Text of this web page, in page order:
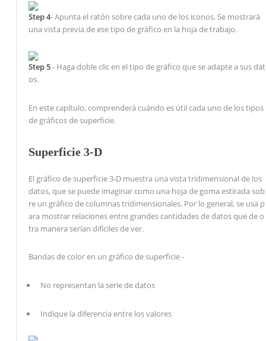
Step 4- Apunta el ratón sobre cada uno de los iconos. Se mostrará
una vista previa de ese tipo de gráfico en la hoja de trabajo.
Step 5- Haga doble clic en el tipo de gráfico que se adapte a sus dat
os.
En este capítulo, comprenderá cuándo es útil cada uno de los tipos
de gráficos de superficie.
Superficie 3-D
El gráfico de superficie 3-D muestra una vista tridimensional de los
datos, que se puede imaginar como una hoja de goma estirada sob
re un gráfico de columnas tridimensionales. Por lo general, se usa p
ara mostrar relaciones entre grandes cantidades de datos que de o
tra manera serían difíciles de ver.
Bandas de color en un gráfico de superficie -
No representan la serie de datos
Indique la diferencia entre los valores